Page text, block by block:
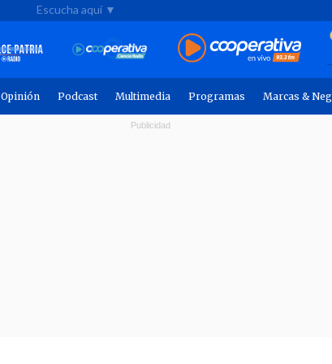
Escucha aquí ▼
Opinión Podcast Multimedia Programas Marcas &